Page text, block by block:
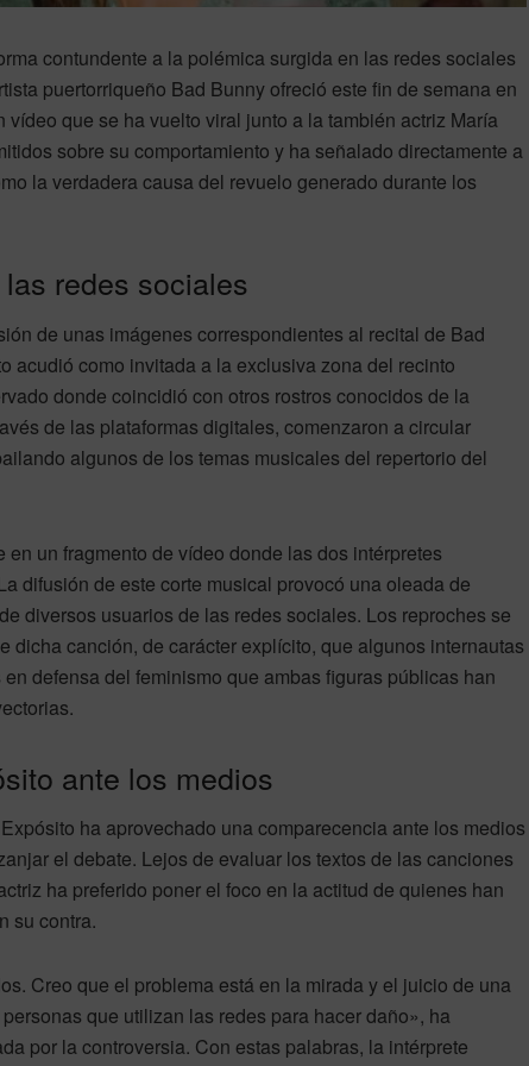
contundente a la polémica surgida en las redes sociales
puertorriqueño Bad Bunny ofreció este fin de semana en
que se ha vuelto viral junto a la también actriz María
sobre su comportamiento y ha señalado directamente a
la verdadera causa del revuelo generado durante los
redes sociales
de unas imágenes correspondientes al recital de Bad
acudió como invitada a la exclusiva zona del recinto
donde coincidió con otros rostros conocidos de la
de las plataformas digitales, comenzaron a circular
algunos de los temas musicales del repertorio del
un fragmento de vídeo donde las dos intérpretes
difusión de este corte musical provocó una oleada de
diversos usuarios de las redes sociales. Los reproches se
dicha canción, de carácter explícito, que algunos internautas
defensa del feminismo que ambas figuras públicas han
ante los medios
ha aprovechado una comparecencia ante los medios
el debate. Lejos de evaluar los textos de las canciones
ha preferido poner el foco en la actitud de quienes han
su contra.
Creo que el problema está en la mirada y el juicio de una
que utilizan las redes para hacer daño», ha
por la controversia. Con estas palabras, la intérprete